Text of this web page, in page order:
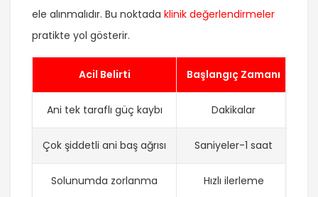
ele alınmalıdır. Bu noktada klinik değerlendirmeler
pratikte yol gösterir.
Acil Belirti Başlangıç Zamanı
Ani tek taraflı güç kaybı Dakikalar
Çok şiddetli ani baş ağrısı Saniyeler-1 saat
Solunumda zorlanma Hızlı ilerleme